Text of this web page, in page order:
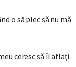
o să plec să nu mă
ceresc să îl aflaţi.